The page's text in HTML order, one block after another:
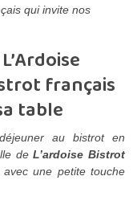
qui invite nos
français
table
au bistrot en
deL’ardoise Bistrot
une petite touche